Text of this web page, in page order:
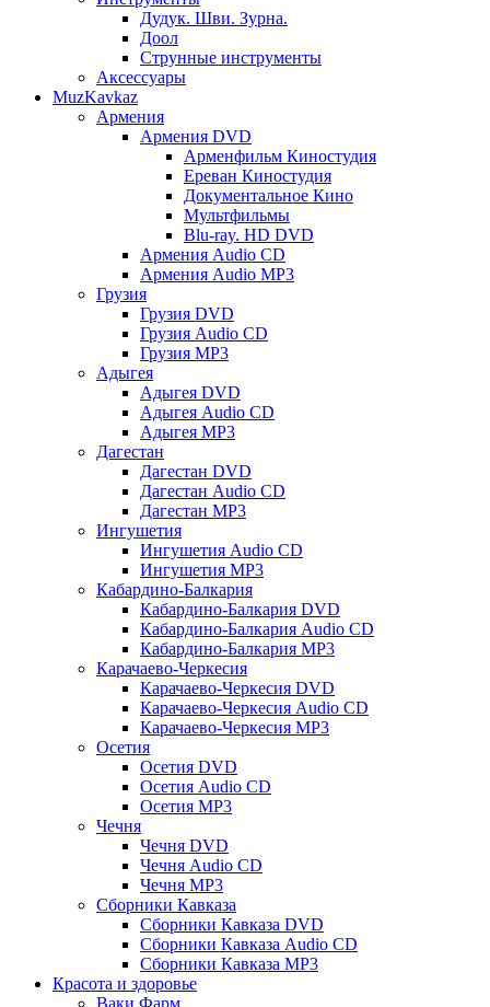
Дудук. Шви. Зурна.
Доол
Струнные инструменты
Аксессуары
MuzKavkaz
Армения
Армения DVD
Арменфильм Киностудия
Ереван Киностудия
Документальное Кино
Мультфильмы
Blu-ray. HD DVD
Армения Audio CD
Армения Audio MP3
Грузия
Грузия DVD
Грузия Audio CD
Грузия MP3
Адыгея
Адыгея DVD
Адыгея Audio CD
Адыгея MP3
Дагестан
Дагестан DVD
Дагестан Audio CD
Дагестан MP3
Ингушетия
Ингушетия Audio CD
Ингушетия MP3
Кабардино-Балкария
Кабардино-Балкария DVD
Кабардино-Балкария Audio CD
Кабардино-Балкария MP3
Карачаево-Черкесия
Карачаево-Черкесия DVD
Карачаево-Черкесия Audio CD
Карачаево-Черкесия MP3
Осетия
Осетия DVD
Осетия Audio CD
Осетия MP3
Чечня
Чечня DVD
Чечня Audio CD
Чечня MP3
Сборники Кавказа
Сборники Кавказа DVD
Сборники Кавказа Audio CD
Сборники Кавказа MP3
Красота и здоровье
Ваки Фарм